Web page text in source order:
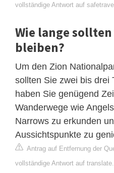
vollständige Antwort auf
Wie lange
bleiben?
Um den Zion
sollten Sie zwei bis drei
haben Sie genügend
Wanderwege wie
Narrows zu erkunden
Aussichtspunkte zu
Antrag auf Entfernung der
vollständige Antwort auf